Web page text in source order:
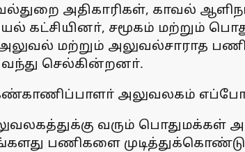
அதிகாரிகள், காவல்
கட்சியினா், சமூகம் மற்றும்
மற்றும் அலுவல்சாராத
செல்கின்றனா்.
அலுவலகம்
வரும் பொதுமக்கள்
பணிகளை